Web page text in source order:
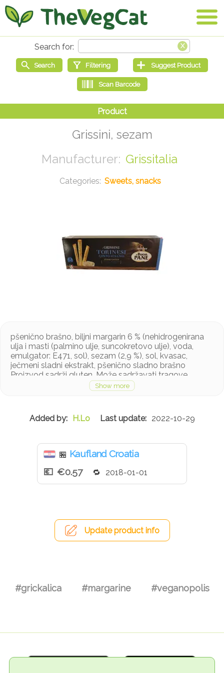
Grissini, sezam
Grissitalia
Sweets, snacks
pšenično brašno, biljni margarin 6 % (nehidrogenirana
ulja i masti (palmino ulje, suncokretovo ulje), voda,
emulgator: E471, sol), sezam (2,9 %), sol, kvasac,
ječmeni sladni ekstrakt, pšenično sladno brašno
Proizvod sadrži gluten. Može sadržavati tragove
H.Lo 2022-10-29
🏪 Kaufland Croatia
€0.57
2018-01-01
Update product info
#grickalica #margarine #veganopolis